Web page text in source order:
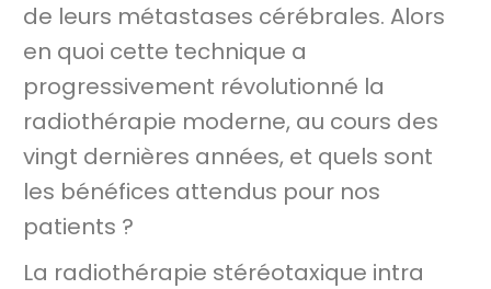
de leurs métastases cérébrales. Alors
en quoi cette technique a
progressivement révolutionné la
radiothérapie moderne, au cours des
vingt dernières années, et quels sont
les bénéfices attendus pour nos
patients ?
La radiothérapie stéréotaxique intra